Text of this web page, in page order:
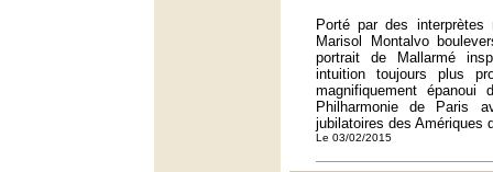
Porté par des interprètes
Marisol Montalvo
portrait de Mallarmé
intuition toujours plus
magnifiquement épanoui
Philharmonie de Paris
jubilatoires des Amériques
Le 03/02/2015